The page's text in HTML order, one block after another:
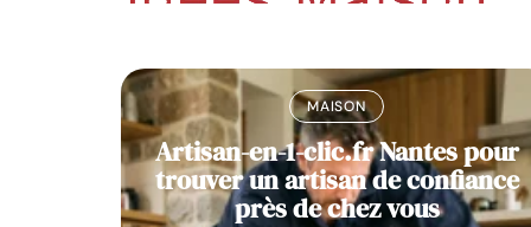
MAISON
Artisan-en-1-clic.fr Nantes pour
trouver un artisan de confiance
près de chez vous